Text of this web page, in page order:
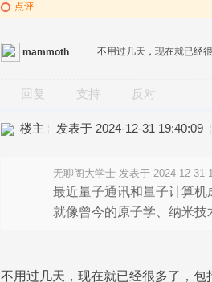
点评
mammoth 不用过几天，现在就已经
回复 支持 反对
楼主 发表于 2024-12-31 19:40:09
无聊阁大学士 发表于 2024-12-31
最近量子通讯和量子计算机
就像曾今的原子学、纳米技
不用过几天，现在就已经很多了，